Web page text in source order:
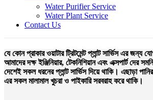
Water Purifier Service
Water Plant Service
Contact Us
যে কোন প্রাকার ওয়াটার ট্রিটমেন্ট প্লান্ট সার্ভিস এর
আমাদের দক্ষ ইঞ্জিনিয়ার, টেকনিশিয়ান এবং এক্সপার্ট দের
দেশেই সকল ধরনের প্লান্ট সার্ভিস দিয়ে থাকি। এছাড়া
এর সকল মালামাল খুচরা ও পাইকারি সরবরাহ করে থাকি।